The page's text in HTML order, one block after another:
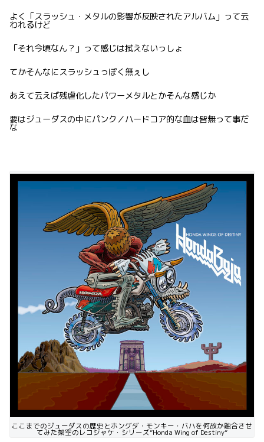
よく「スラッシュ・メタルの影響が反映されたアルバム」って云
われるけど
「それ今頃なん？」って感じは拭えないっしょ
てかそんなにスラッシュっぽく無ぇし
あえて云えば残虐化したパワーメタルとかそんな感じか
要はジューダスの中にパンク／ハードコア的な血は皆無って事だ
な
ここまでのジューダスの歴史とホングダ・モンキー・バハを何故か融合させ
てみた架空のレコジャケ・シリーズ”Honda Wing of Destiny”